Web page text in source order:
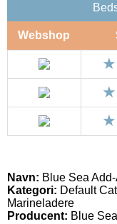
Webshop
Navn: Blue Sea
Kategori: Default
Marineladere
Producent: Blue